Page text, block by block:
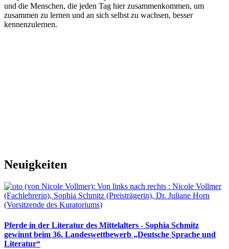
und die Menschen, die jeden Tag hier zusammenkommen, um
zusammen zu lernen und an sich selbst zu wachsen, besser
kennenzulernen.
Neuigkeiten
Pferde in der Literatur des Mittelalters - Sophia Schmitz
gewinnt beim 36. Landeswettbewerb „Deutsche Sprache und
Literatur“